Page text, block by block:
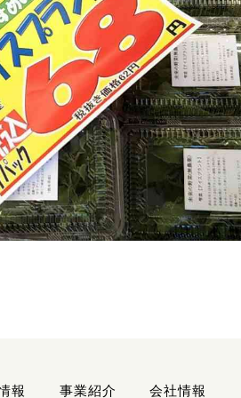
報 事業紹介 会社情報